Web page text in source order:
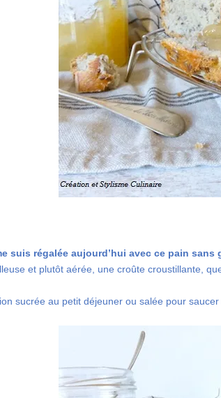
suis régalée aujourd’hui avec ce pain
et plutôt aérée, une croûte croustillante,
sucrée au petit déjeuner ou salée pour saucer